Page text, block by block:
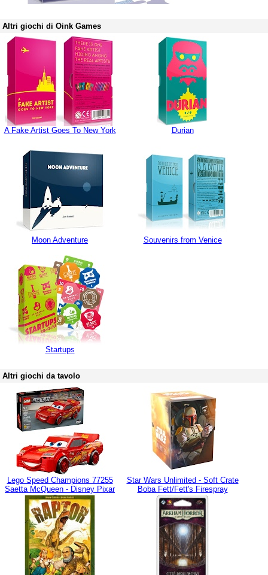
Altri giochi di Oink Games
A Fake Artist Goes To New York Durian
Moon Adventure Souvenirs from Venice
Startups
Altri giochi da tavolo
Lego Speed Champions 77255
Saetta McQueen - Disney Pixar
Cars
Star Wars Unlimited - Soft Crate
Boba Fett/Fett's Firespray